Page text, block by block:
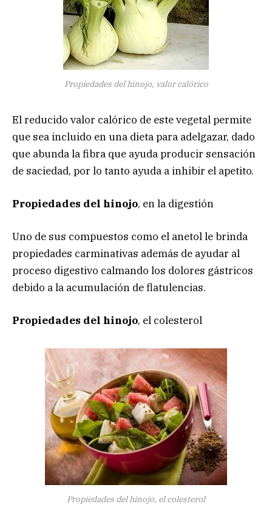
Propiedades del hinojo, valor calórico
El reducido valor calórico de este vegetal permite
que sea incluido en una dieta para adelgazar, dado
que abunda la fibra que ayuda producir sensación
de saciedad, por lo tanto ayuda a inhibir el apetito.
Propiedades del hinojo, en la digestión
Uno de sus compuestos como el anetol le brinda
propiedades carminativas además de ayudar al
proceso digestivo calmando los dolores gástricos
debido a la acumulación de flatulencias.
Propiedades del hinojo, el colesterol
Propiedades del hinojo, el colesterol